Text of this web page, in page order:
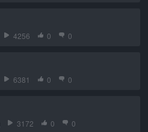
4256 0 0
6381 0 0
3172 0 0